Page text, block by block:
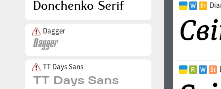
Dagger
TT Days Sans